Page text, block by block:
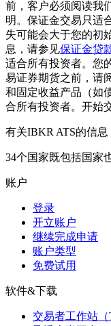
前，客户必须阅读我
明。保证金交易只适
失可能会大于您的初
息，请参见保证金贷
适合所有投资者。您
易证券期货之前，请
和固定收益产品（如
合所有投资者。开始
有关IBKR ATS的信息
34个国家既包括国家
账户
登录
开立账户
继续完成申请
账户类型
免费试用
软件&下载
交易者工作站（